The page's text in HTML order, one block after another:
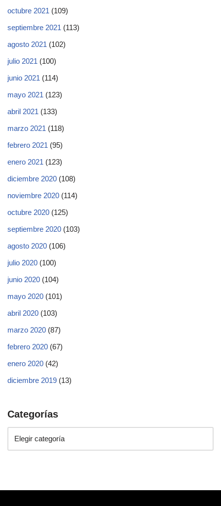
octubre 2021 (109)
septiembre 2021 (113)
agosto 2021 (102)
julio 2021 (100)
junio 2021 (114)
mayo 2021 (123)
abril 2021 (133)
marzo 2021 (118)
febrero 2021 (95)
enero 2021 (123)
diciembre 2020 (108)
noviembre 2020 (114)
octubre 2020 (125)
septiembre 2020 (103)
agosto 2020 (106)
julio 2020 (100)
junio 2020 (104)
mayo 2020 (101)
abril 2020 (103)
marzo 2020 (87)
febrero 2020 (67)
enero 2020 (42)
diciembre 2019 (13)
Categorías